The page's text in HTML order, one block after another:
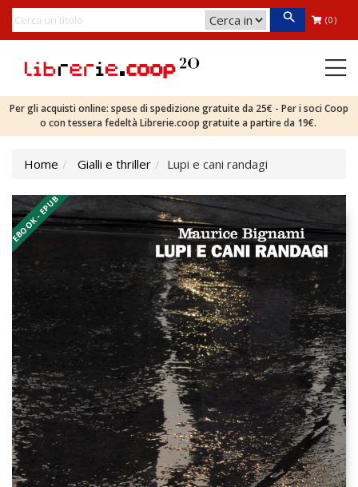
(0)
Per gli acquisti online: spese di spedizione gratuite da 25€ - Per i soci Coop
o con tessera fedeltà Librerie.coop gratuite a partire da 19€.
Home Gialli e thriller Lupi e cani randagi
EBOOK - EPUB